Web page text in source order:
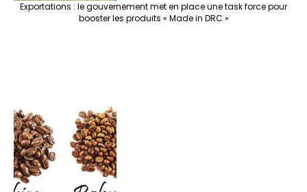
Exportations : le gouvernement met en place une task force pour
booster les produits « Made in DRC »